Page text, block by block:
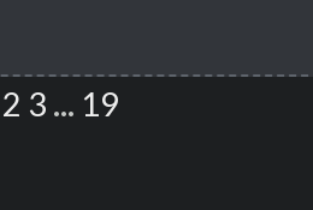
2 3 ... 19